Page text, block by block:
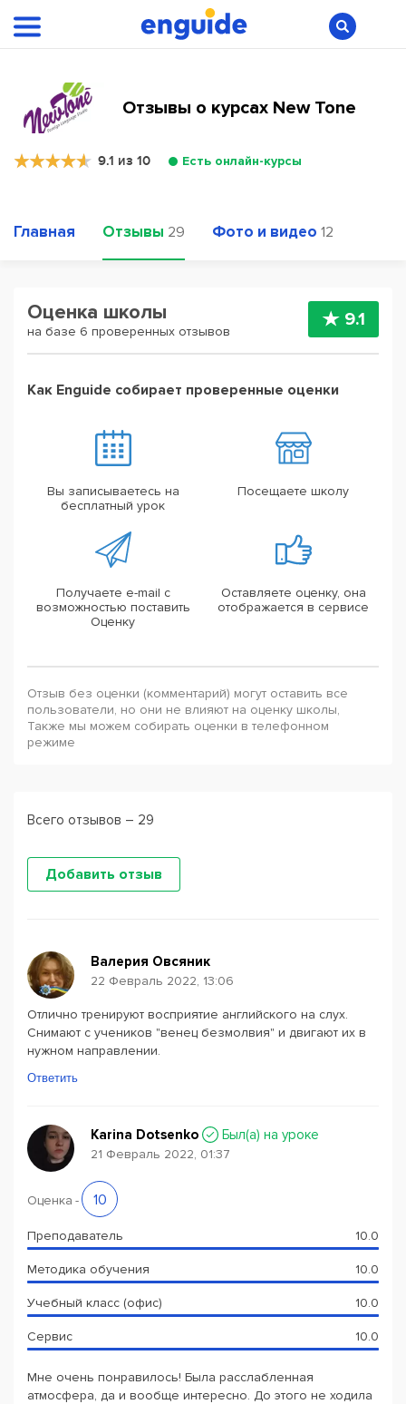
Отзывы о курсах New Tone
9.1 из 10 Есть онлайн-курсы
Главная Отзывы 29 Фото и видео 12
Оценка школы
на базе 6 проверенных отзывов
9.1
Как Enguide собирает проверенные оценки
Вы записываетесь на
бесплатный урок
Посещаете школу
Получаете e-mail с
возможностью поставить
Оценку
Оставляете оценку, она
отображается в сервисе
Отзыв без оценки (комментарий) могут оставить все
пользователи, но они не влияют на оценку школы,
Также мы можем собирать оценки в телефонном
режиме
Всего отзывов – 29
Добавить отзыв
Валерия Овсяник
22 Февраль 2022, 13:06
Отлично тренируют восприятие английского на слух.
Снимают с учеников "венец безмолвия" и двигают их в
нужном направлении.
Ответить
Karina Dotsenko Был(a) на уроке
21 Февраль 2022, 01:37
Оценка - 10
Преподаватель 10.0
Методика обучения 10.0
Учебный класс (офис) 10.0
Сервис 10.0
Мне очень понравилось! Была расслабленная
атмосфера, да и вообще интересно. До этого не ходила